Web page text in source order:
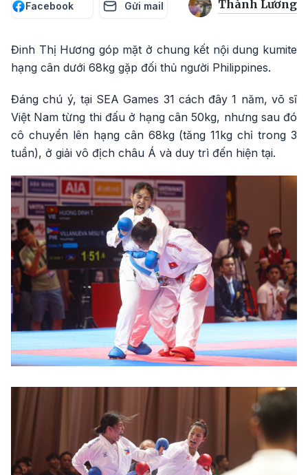
Facebook Gửi mail Thành Lương
Đinh Thị Hương góp mặt ở chung kết nội dung kumite
hạng cân dưới 68kg gặp đối thủ người Philippines.
Đáng chú ý, tại SEA Games 31 cách đây 1 năm, võ sĩ
Việt Nam từng thi đấu ở hạng cân 50kg, nhưng sau đó
cô chuyển lên hạng cân 68kg (tăng 11kg chỉ trong 3
tuần), ở giải vô địch châu Á và duy trì đến hiện tại.